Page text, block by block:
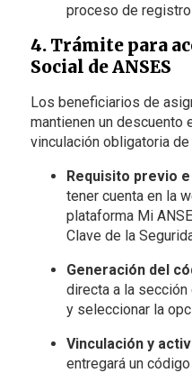
proceso de
4. Trámite para
Social de ANSES
Los beneficiarios de
mantienen un descuento
vinculación obligatoria
Requisito previo
tener cuenta en la
plataforma Mi
Clave de la
Generación del
directa a la
y seleccionar la
Vinculación y
entregará un